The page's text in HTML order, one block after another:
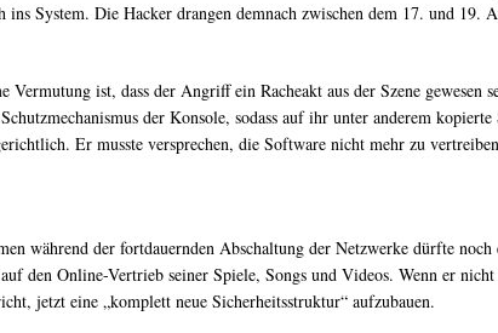
System. Die Hacker drangen demnach zwischen dem 17. und
ist, dass der Angriff ein Racheakt aus der Szene
der Konsole, sodass auf ihr unter anderem
Er musste versprechen, die Software nicht mehr zu
während der fortdauernden Abschaltung der Netzwerke dürfte
den Online-Vertrieb seiner Spiele, Songs und Videos. Wenn er
jetzt eine „komplett neue Sicherheitsstruktur“ aufzubauen.